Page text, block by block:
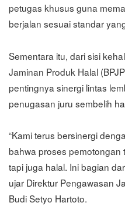
petugas khusus guna
berjalan sesuai standar
Sementara itu, dari sisi
Jaminan Produk Halal
pentingnya sinergi lintas
penugasan juru sembelih
“Kami terus bersinergi
bahwa proses pemotongan
tapi juga halal. Ini bagian
ujar Direktur Pengawasan
Budi Setyo Hartoto.